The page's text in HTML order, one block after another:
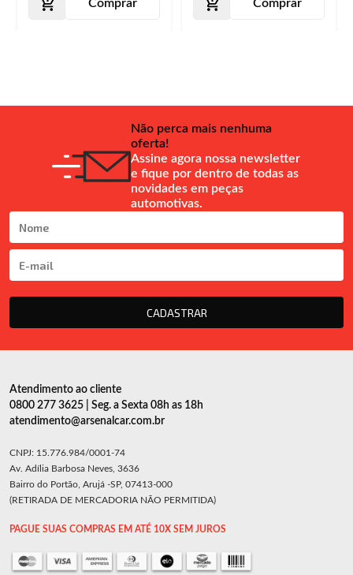
Comprar Comprar
Não perca mais nenhuma
oferta!
Assine agora nossa newsletter
e fique por dentro de todas as
novidades em peças
automotivas.
CADASTRAR
Atendimento ao cliente
0800 277 3625 | Seg. a Sexta 08h as 18h
atendimento@arsenalcar.com.br
CNPJ: 15.776.984/0001-74
Av. Adília Barbosa Neves, 3636
Bairro do Portão, Arujá -SP, 07413-000
(RETIRADA DE MERCADORIA NÃO PERMITIDA)
PAGUE SUAS COMPRAS EM ATÉ 10X SEM JUROS